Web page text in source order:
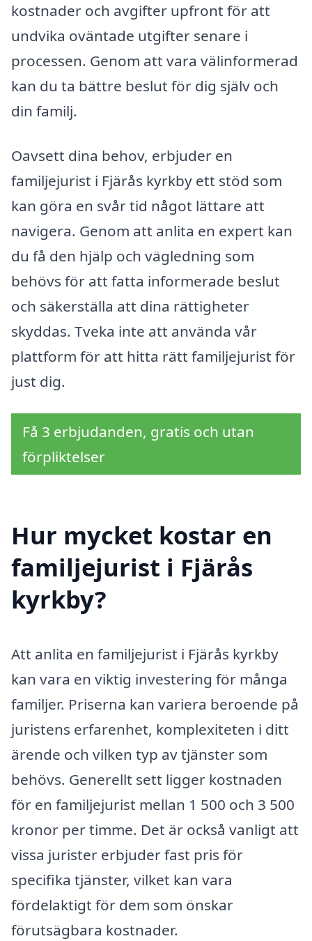
kostnader och avgifter upfront för att
undvika oväntade utgifter senare i
processen. Genom att vara välinformerad
kan du ta bättre beslut för dig själv och
din familj.
Oavsett dina behov, erbjuder en
familjejurist i Fjärås kyrkby ett stöd som
kan göra en svår tid något lättare att
navigera. Genom att anlita en expert kan
du få den hjälp och vägledning som
behövs för att fatta informerade beslut
och säkerställa att dina rättigheter
skyddas. Tveka inte att använda vår
plattform för att hitta rätt familjejurist för
just dig.
Få 3 erbjudanden, gratis och utan
förpliktelser
Hur mycket kostar en
familjejurist i Fjärås
kyrkby?
Att anlita en familjejurist i Fjärås kyrkby
kan vara en viktig investering för många
familjer. Priserna kan variera beroende på
juristens erfarenhet, komplexiteten i ditt
ärende och vilken typ av tjänster som
behövs. Generellt sett ligger kostnaden
för en familjejurist mellan 1 500 och 3 500
kronor per timme. Det är också vanligt att
vissa jurister erbjuder fast pris för
specifika tjänster, vilket kan vara
fördelaktigt för dem som önskar
förutsägbara kostnader.